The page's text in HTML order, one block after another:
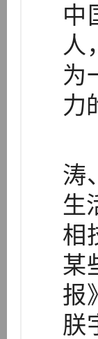
中
人
为
力
涛
生
相
某
报
朕